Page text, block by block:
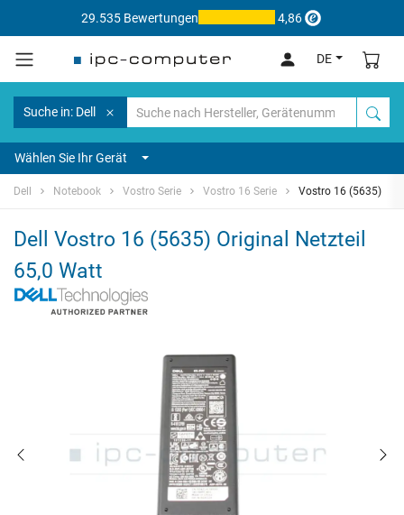
29.535 Bewertungen 4,86
DE
Suche in: Dell
Wählen Sie Ihr Gerät
Dell Notebook Vostro Serie Vostro 16 Serie Vostro 16 (5635)
Dell Vostro 16 (5635) Original Netzteil
65,0 Watt